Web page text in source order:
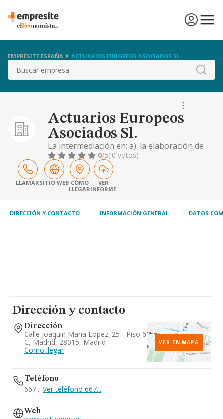
EMPRESITE ESPAÑA ACTUARIOS EUROPEOS ASOCIADOS SL.
Buscar
Actuarios Europeos
Asociados Sl.
La intermediación en: a). la elaboración de
todo tipo de estudios y dictámenes propios
de la profesión de actuario de seguros. b). la
prestación de servicios de consultoría,
asesoramiento, organización y gestión en
materias de seguros y de diversas índoles,
0/5( 0 votos)
LLAMARSITIO WEB CÓMO
LLEGAR
VER
INFORME
DIRECCIÓN Y CONTACTO INFORMACIÓN GENERAL DATOS
Dirección y contacto
Dirección
Calle Joaquin Maria Lopez, 25 - Piso 6
C, Madrid, 28015, Madrid
Como llegar
VER EN MAPA
Teléfono
667... Ver teléfono 667...
Web